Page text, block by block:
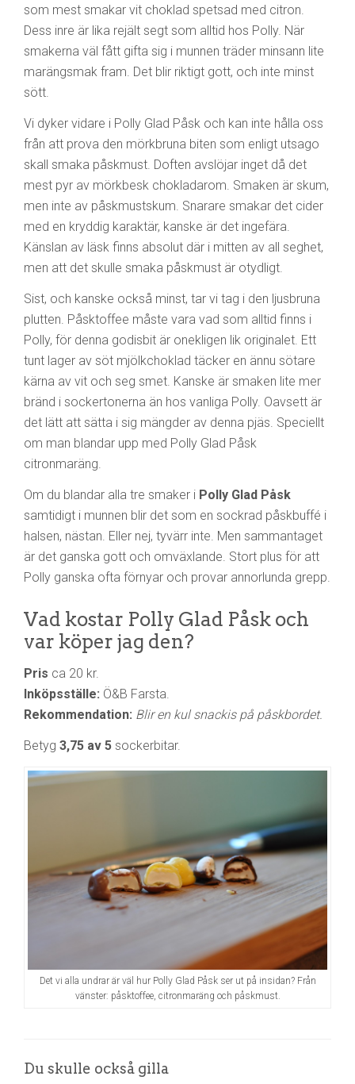
som mest smakar vit choklad spetsad med citron.
Dess inre är lika rejält segt som alltid hos Polly. När
smakerna väl fått gifta sig i munnen träder minsann lite
marängsmak fram. Det blir riktigt gott, och inte minst
sött.
Vi dyker vidare i Polly Glad Påsk och kan inte hålla oss
från att prova den mörkbruna biten som enligt utsago
skall smaka påskmust. Doften avslöjar inget då det
mest pyr av mörkbesk chokladarom. Smaken är skum,
men inte av påskmustskum. Snarare smakar det cider
med en kryddig karaktär, kanske är det ingefära.
Känslan av läsk finns absolut där i mitten av all seghet,
men att det skulle smaka påskmust är otydligt.
Sist, och kanske också minst, tar vi tag i den ljusbruna
plutten. Påsktoffee måste vara vad som alltid finns i
Polly, för denna godisbit är onekligen lik originalet. Ett
tunt lager av söt mjölkchoklad täcker en ännu sötare
kärna av vit och seg smet. Kanske är smaken lite mer
bränd i sockertonerna än hos vanliga Polly. Oavsett är
det lätt att sätta i sig mängder av denna pjäs. Speciellt
om man blandar upp med Polly Glad Påsk
citronmaräng.
Om du blandar alla tre smaker i Polly Glad Påsk
samtidigt i munnen blir det som en sockrad påskbuffé i
halsen, nästan. Eller nej, tyvärr inte. Men sammantaget
är det ganska gott och omväxlande. Stort plus för att
Polly ganska ofta förnyar och provar annorlunda grepp.
Vad kostar Polly Glad Påsk och
var köper jag den?
Pris ca 20 kr.
Inköpsställe: Ö&B Farsta.
Rekommendation: Blir en kul snackis på påskbordet.
Betyg 3,75 av 5 sockerbitar.
Det vi alla undrar är väl hur Polly Glad Påsk ser ut på insidan? Från
vänster: påsktoffee, citronmaräng och påskmust.
Du skulle också gilla